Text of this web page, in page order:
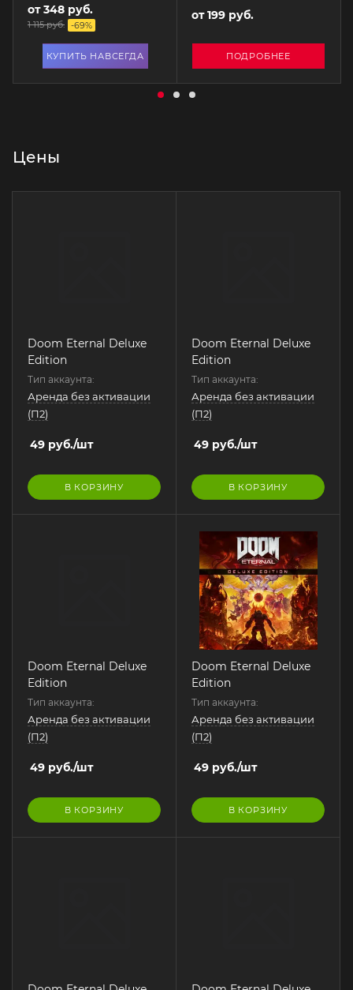
от348 руб.
1 115 руб. -69%
КУПИТЬ НАВСЕГДА
от199 руб.
ПОДРОБНЕЕ
Цены
Doom Eternal Deluxe
Edition
Тип аккаунта:
Аренда без активации
(П2)
49 руб./шт
В КОРЗИНУ
Doom Eternal Deluxe
Edition
Тип аккаунта:
Аренда без активации
(П2)
49 руб./шт
В КОРЗИНУ
Doom Eternal Deluxe
Edition
Тип аккаунта:
Аренда без активации
(П2)
49 руб./шт
В КОРЗИНУ
Doom Eternal Deluxe
Edition
Тип аккаунта:
Аренда без активации
(П2)
49 руб./шт
В КОРЗИНУ